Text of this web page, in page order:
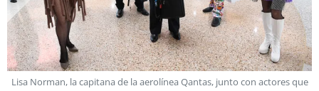
Lisa Norman, la capitana de la aerolínea Qantas, junto con actores que